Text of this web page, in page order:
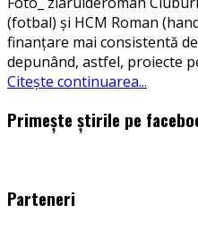
(fotbal) și HCM Roman
finanțare mai consistentă
depunând, astfel, proiecte
Citește continuarea...
Primește știrile pe
Parteneri